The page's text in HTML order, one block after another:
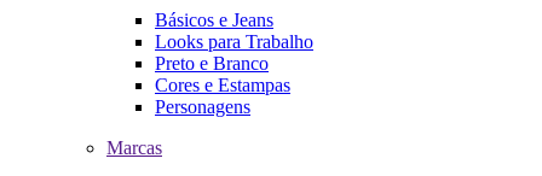
Básicos e Jeans
Looks para Trabalho
Preto e Branco
Cores e Estampas
Personagens
Marcas